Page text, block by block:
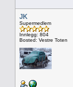
JK
Supermedlem
Innlegg: 804
Bosted: Vestre Toten